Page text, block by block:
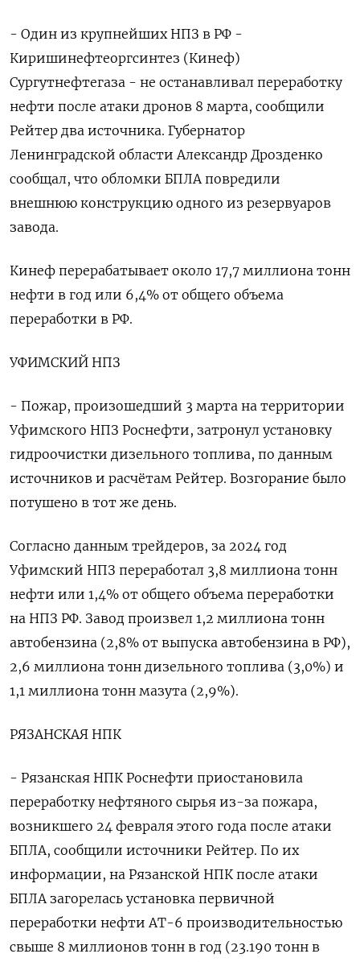
- Один из крупнейших НПЗ в РФ -
Киришинефтеоргсинтез (Кинеф)
Сургутнефтегаза - не останавливал переработку
нефти после атаки дронов 8 марта, сообщили
Рейтер два источника. Губернатор
Ленинградской области Александр Дрозденко
сообщал, что обломки БПЛА повредили
внешнюю конструкцию одного из резервуаров
завода.
Кинеф перерабатывает около 17,7 миллиона тонн
нефти в год или 6,4% от общего объема
переработки в РФ.
УФИМСКИЙ НПЗ
- Пожар, произошедший 3 марта на территории
Уфимского НПЗ Роснефти, затронул установку
гидроочистки дизельного топлива, по данным
источников и расчётам Рейтер. Возгорание было
потушено в тот же день.
Согласно данным трейдеров, за 2024 год
Уфимский НПЗ переработал 3,8 миллиона тонн
нефти или 1,4% от общего объема переработки
на НПЗ РФ. Завод произвел 1,2 миллиона тонн
автобензина (2,8% от выпуска автобензина в РФ),
2,6 миллиона тонн дизельного топлива (3,0%) и
1,1 миллиона тонн мазута (2,9%).
РЯЗАНСКАЯ НПК
- Рязанская НПК Роснефти приостановила
переработку нефтяного сырья из-за пожара,
возникшего 24 февраля этого года после атаки
БПЛА, сообщили источники Рейтер. По их
информации, на Рязанской НПК после атаки
БПЛА загорелась установка первичной
переработки нефти АТ-6 производительностью
свыше 8 миллионов тонн в год (23.190 тонн в